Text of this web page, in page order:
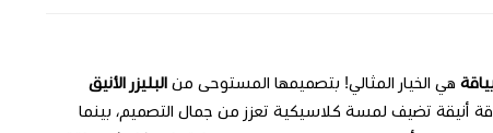
هي الخيار المثالي! بتصميمها المستوحى من البليزر الأنيق
أنيقة تضيف لمسة كلاسيكية تعزز من جمال التصميم، بينما